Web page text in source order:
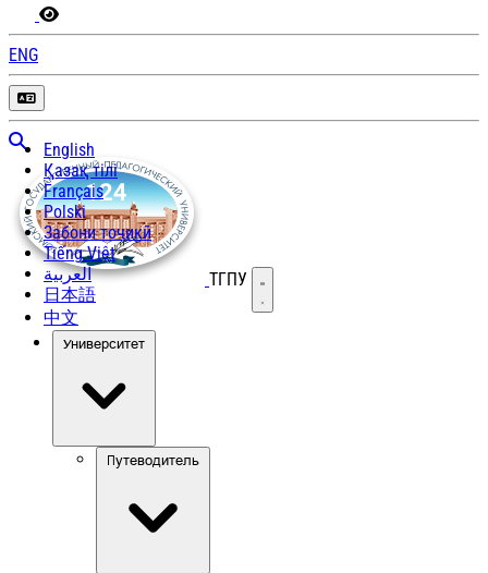
ENG
English
Қазақ тілі
Français
Polski
Забони тоҷикӣ
Tiếng Việt
العربية
日本語
中文
ТГПУ Открыть меню
Университет
Путеводитель